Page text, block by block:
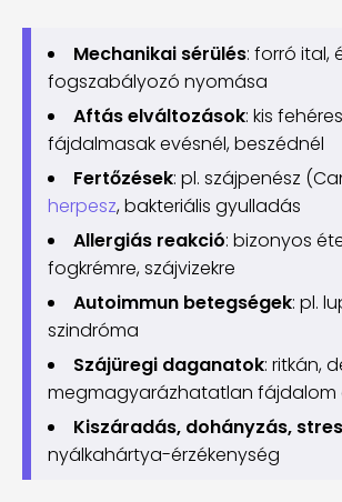
Mechanikai sérülés: forró ital,
fogszabályozó nyomása
Aftás elváltozások: kis
fájdalmasak evésnél, beszédnél
Fertőzések: pl. szájpenész
herpesz, bakteriális gyulladás
Allergiás reakció: bizonyos
fogkrémre, szájvizekre
Autoimmun betegségek: pl.
szindróma
Szájüregi daganatok: ritkán,
megmagyarázhatatlan fájdalom
Kiszáradás, dohányzás,
nyálkahártya-érzékenység